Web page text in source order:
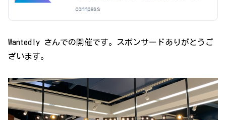
ができます。ありがとうございます。 ## イ
ベント概要 Kotlin好きで集まって、ビール片
connpass
Wantedly さんでの開催です。スポンサードありがとうご
ざいます。